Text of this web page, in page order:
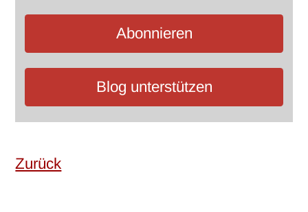
Abonnieren
Blog unterstützen
Zurück